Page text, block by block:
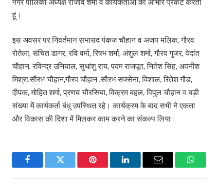
नगर पालिका अध्यक्ष राजीव शर्मा व कार्यकर्ताओं का आभार प्रकट करता
हूं।
इस अवसर पर निवर्तमान सभासद पंकज चौहान व अजय मलिक, गौरव
रोतेला, संचित डागर, रवि वर्मा, रिषभ शर्मा, अंशुल शर्मा, गौरव गुजर, वेदांत
चौहान, रविन्द्र उनियाल, सुधांशु राय, पदम राजपूत, नितेश सिंह, अवनीश
मिश्रा,सौरभ चौहान,गौरव चौहान ,सौरभ सक्सेना, विशाल, रितेश गौड,
दीपक, मोहित शर्मा, प्रणय चौरसिया, विक्रम बहल, विपुल चौहान व बड़ी
संख्या में कार्यकर्ता बंधु उपस्थित रहे। कार्यक्रम के बाद सभी ने एकता
और विकास की दिशा में मिलकर काम करने का संकल्प लिया।
FacebookTwitter Pinterest LinkedInEmail